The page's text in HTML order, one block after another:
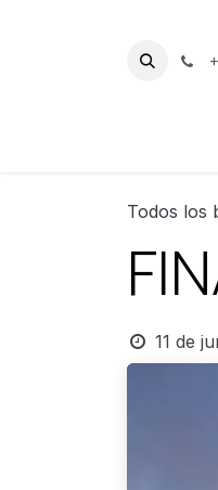
Todos los
11 de